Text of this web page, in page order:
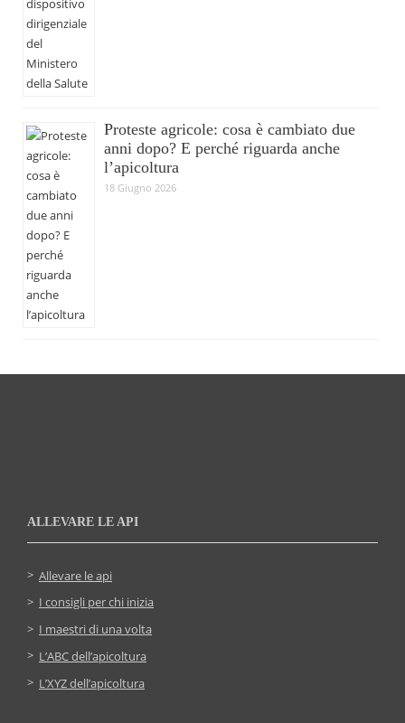
Proteste agricole: cosa è cambiato due
anni dopo? E perché riguarda anche
l’apicoltura
18 Giugno 2026
ALLEVARE LE API
Allevare le api
I consigli per chi inizia
I maestri di una volta
L’ABC dell’apicoltura
L’XYZ dell’apicoltura